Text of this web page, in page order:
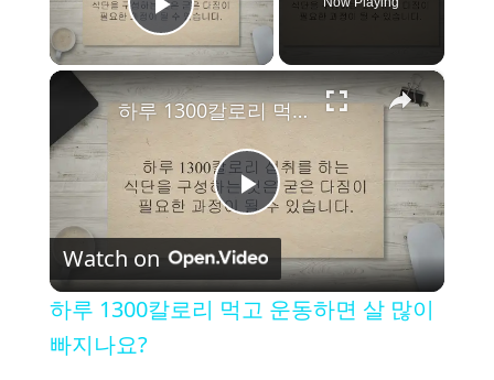
Play Video
×
P
l
하루 1300칼로리 먹고 운동하면 살 많이 빠지나요?
Watch on
하루 1300칼로리 먹고 운동하면 살 많이
빠지나요?